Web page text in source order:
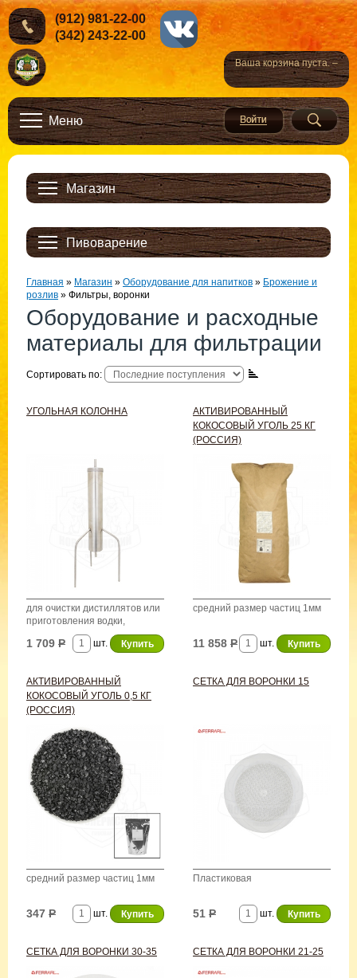
Ваша корзина пуста. –
(912) 981-22-00
(342) 243-22-00
Меню
Магазин
Пивоварение
Главная » Магазин » Оборудование для напитков » Брожение и
розлив » Фильтры, воронки
Оборудование и расходные
материалы для фильтрации
Сортировать по:
УГОЛЬНАЯ КОЛОННА
для очистки дистиллятов или
приготовления водки,
нерж.сталь
шт.
1 709 Р
АКТИВИРОВАННЫЙ
КОКОСОВЫЙ УГОЛЬ 25 КГ
(РОССИЯ)
средний размер частиц 1мм
шт.
11 858 Р
АКТИВИРОВАННЫЙ
КОКОСОВЫЙ УГОЛЬ 0,5 КГ
(РОССИЯ)
средний размер частиц 1мм
шт.
347 Р
СЕТКА ДЛЯ ВОРОНКИ 15
Пластиковая
шт.
51 Р
СЕТКА ДЛЯ ВОРОНКИ 30-35 СЕТКА ДЛЯ ВОРОНКИ 21-25